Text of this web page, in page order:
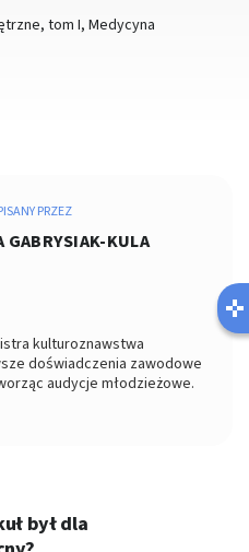
tom I, Medycyna
PRZEZ
GABRYSIAK-KULA
kulturoznawstwa
doświadczenia zawodowe
audycje młodzieżowe.
specjalizując się w
był dla